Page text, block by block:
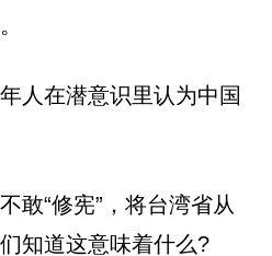
人在潜意识里认为中国
敢“修宪”，将台湾省从
知道这意味着什么?